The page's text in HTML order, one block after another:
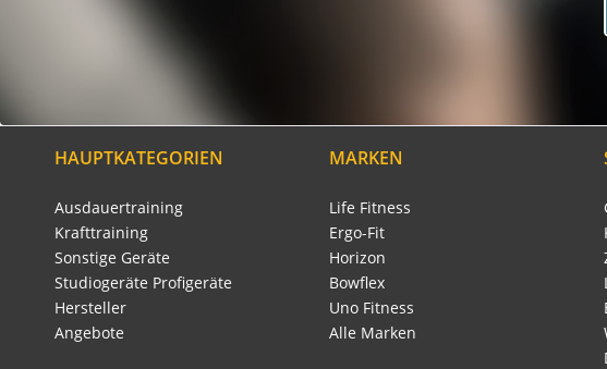
HAUPTKATEGORIEN
Ausdauertraining
Krafttraining
Sonstige Geräte
Studiogeräte Profigeräte
Hersteller
Angebote
MARKEN
Life Fitness
Ergo-Fit
Horizon
Bowflex
Uno Fitness
Alle Marken